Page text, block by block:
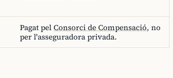
Pagat pelConsorci de Compensació, no
per l'asseguradora privada.